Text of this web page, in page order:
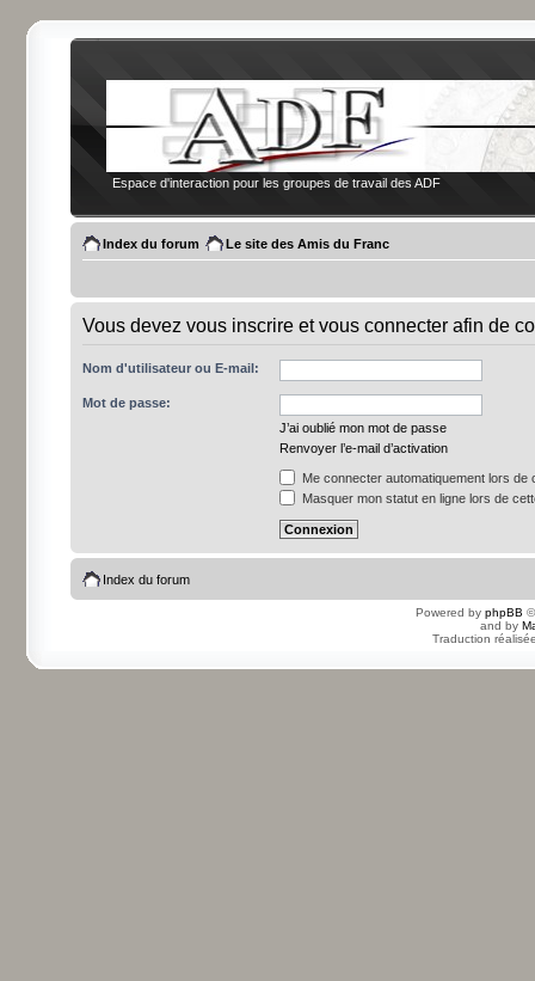
Espace d'interaction pour les groupes de travail des ADF
Index du forum Le site des Amis du Franc
Vous devez vous inscrire et vous connecter afin de
Nom d'utilisateur ou E-mail:
Mot de passe:
J’ai oublié mon mot de passe
Renvoyer l’e-mail d’activation
Me connecter automatiquement lors de
Masquer mon statut en ligne lors de
Index du forum
Powered by phpBB
and by
Traduction